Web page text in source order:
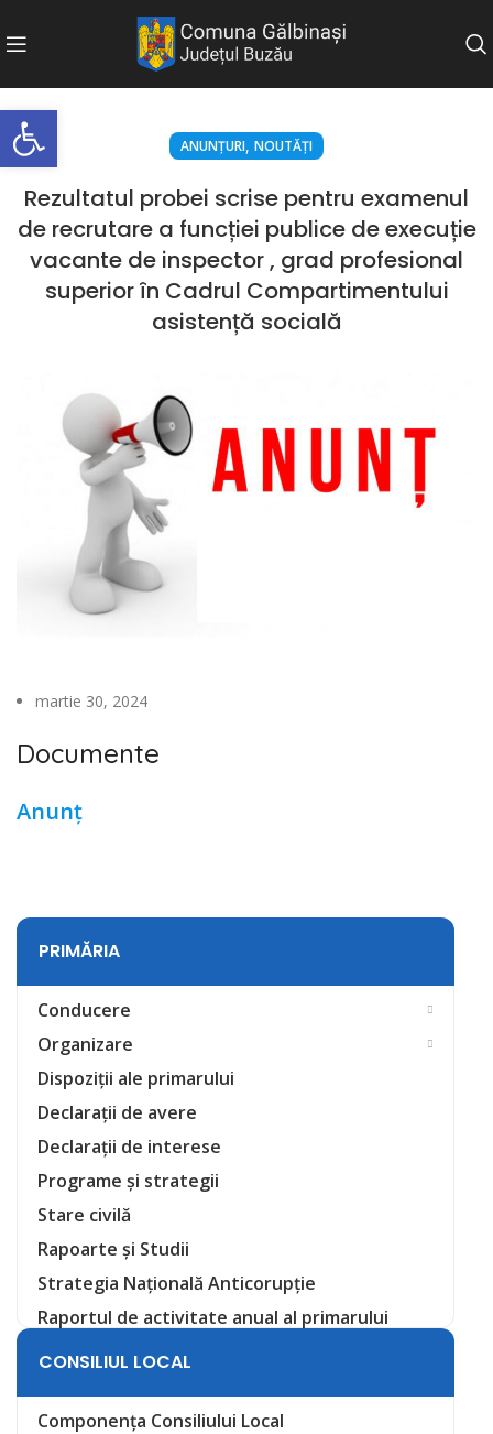
Deschide bara de unelte
ANUNȚURI, NOUTĂȚI
Rezultatul probei scrise pentru examenul
de recrutare a funcției publice de execuție
vacante de inspector , grad profesional
superior în Cadrul Compartimentului
asistență socială
martie 30, 2024
Documente
Anunț
PRIMĂRIA
Conducere
Organizare
Dispoziții ale primarului
Declarații de avere
Declarații de interese
Programe și strategii
Stare civilă
Rapoarte și Studii
Strategia Națională Anticorupție
Raportul de activitate anual al primarului
CONSILIUL LOCAL
Componența Consiliului Local